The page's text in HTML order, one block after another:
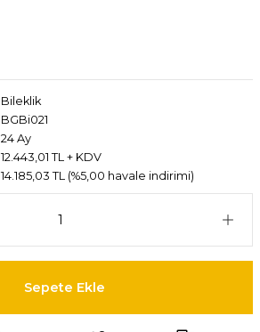
Bileklik
BGBi021
24 Ay
12.443,01 TL + KDV
14.185,03 TL (%5,00 havale indirimi)
Sepete Ekle